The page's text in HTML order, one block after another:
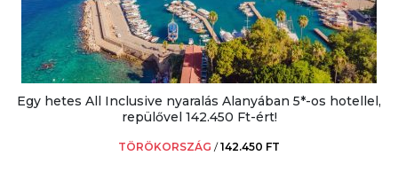
Egy hetes All Inclusive nyaralás Alanyában 5*-os hotellel,
repülővel 142.450 Ft-ért!
TÖRÖKORSZÁG /142.450 FT